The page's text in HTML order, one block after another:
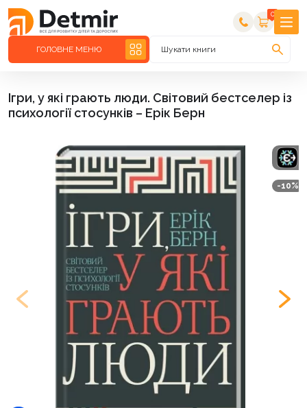
0
ГОЛОВНЕ МЕНЮ Шукати книги
Ігри, у які грають люди. Світовий бестселер із
психології стосунків – Ерік Берн
-10%